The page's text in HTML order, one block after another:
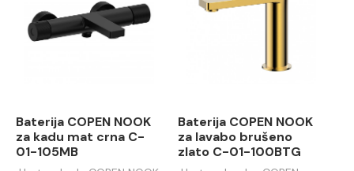
Baterija COPEN NOOK
za kadu mat crna C-
01-105MB
Baterija COPEN NOOK
za lavabo brušeno
zlato C-01-100BTG